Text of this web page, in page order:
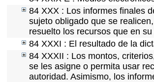
84 XXX : Los informes finales
sujeto obligado que se
resuelto los recursos que en
84 XXXI : El resultado de la
84 XXXII : Los montos,
se les asigne o permita usar
autoridad. Asimismo, los